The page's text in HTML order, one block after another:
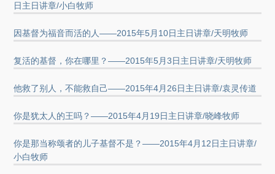
日主日讲章/小白牧师
因基督为福音而活的人——2015年5月10日主日讲章/天明牧师
复活的基督，你在哪里？——2015年5月3日主日讲章/天明牧师
他救了别人，不能救自己——2015年4月26日主日讲章/袁灵传道
你是犹太人的王吗？——2015年4月19日主日讲章/晓峰牧师
你是那当称颂者的儿子基督不是？——2015年4月12日主日讲章/
小白牧师